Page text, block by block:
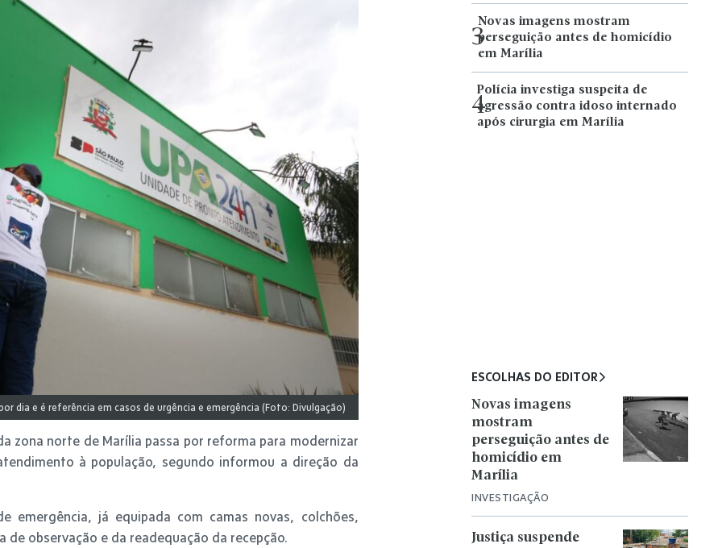
dia e é referência em casos de urgência e emergência (Foto: Divulgação)
zona norte de Marília passa por reforma para modernizar
à população, segundo informou a direção da
emergência, já equipada com camas novas, colchões,
observação e da readequação da recepção.
3
Novas imagens mostram
perseguição antes de homicídio
em Marília
4
Polícia investiga suspeita de
agressão contra idoso internado
após cirurgia em Marília
ESCOLHAS DO EDITOR
INVESTIGAÇÃO
Novas imagens
mostram
perseguição antes de
homicídio em
Marília
Justiça suspende